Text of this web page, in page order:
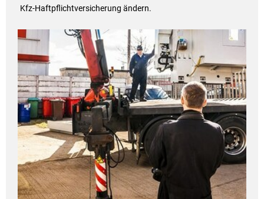
Kfz-Haftpflichtversicherung ändern.